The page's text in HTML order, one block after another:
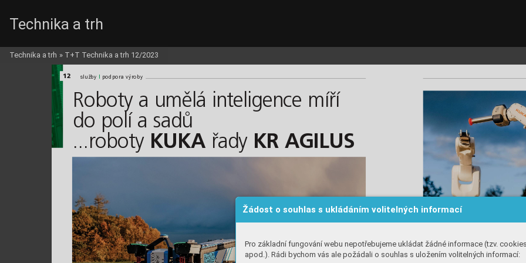
Žádost o souhlas s ukládáním volitelných informací
Pro základní fungování webu nepotřebujeme ukládat žádné informace (tzv. cookies
apod.). Rádi bychom vás ale požádali o souhlas s uložením volitelných informací:
služby podpora výroby
12
Roboty a umělá inteligence míří
do polí a sadů
...roboty KUKA řady KR AGILUS
Technika a trh
Technika a trh » T+T Technika a trh 12/2023